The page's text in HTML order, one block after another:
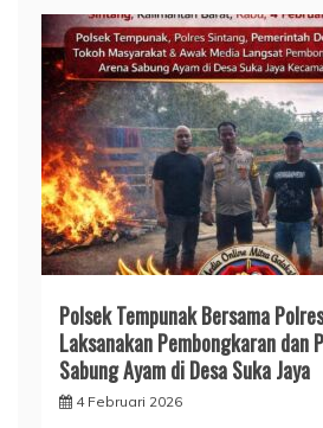
Polsek Tempunak Bersama
Laksanakan Pembongkaran dan
Sabung Ayam di Desa Suka Jaya
4 Februari 2026